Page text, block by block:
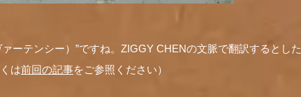
ーテンシー）”ですね。ZIGGY CHENの文脈で翻訳するとした
は前回の記事をご参照ください）